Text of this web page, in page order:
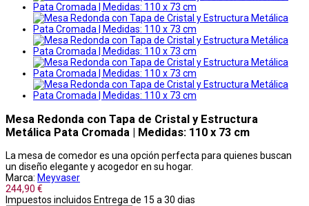
Mesa Redonda con Tapa de Cristal y Estructura
Metálica Pata Cromada | Medidas: 110 x 73 cm
La mesa de comedor es una opción perfecta para quienes buscan
un diseño elegante y acogedor en su hogar.
Marca: Meyvaser
244,90 €
Impuestos incluidos Entrega de 15 a 30 dias